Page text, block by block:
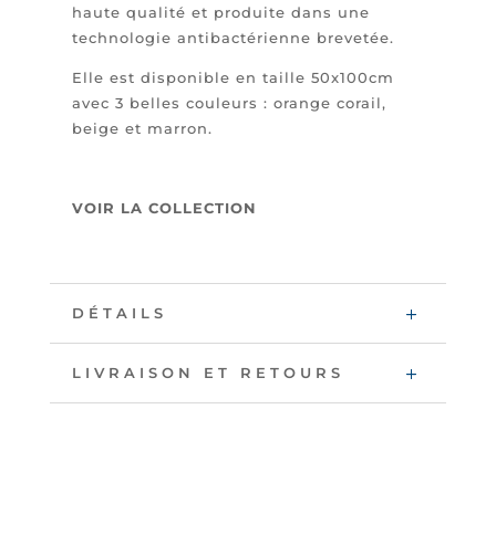
haute qualité et produite dans une
technologie antibactérienne brevetée.
Elle est disponible en taille 50x100cm
avec 3 belles couleurs : orange corail,
beige et marron.
VOIR LA COLLECTION
DÉTAILS
LIVRAISON ET RETOURS